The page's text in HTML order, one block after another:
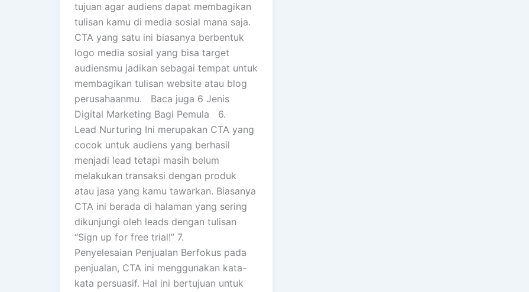
tujuan agar audiens dapat membagikan
tulisan kamu di media sosial mana saja.
CTA yang satu ini biasanya berbentuk
logo media sosial yang bisa target
audiensmu jadikan sebagai tempat untuk
membagikan tulisan website atau blog
perusahaanmu. Baca juga 6 Jenis
Digital Marketing Bagi Pemula 6.
Lead Nurturing Ini merupakan CTA yang
cocok untuk audiens yang berhasil
menjadi lead tetapi masih belum
melakukan transaksi dengan produk
atau jasa yang kamu tawarkan. Biasanya
CTA ini berada di halaman yang sering
dikunjungi oleh leads dengan tulisan
“Sign up for free trial!” 7.
Penyelesaian Penjualan Berfokus pada
penjualan, CTA ini menggunakan kata-
kata persuasif. Hal ini bertujuan untuk